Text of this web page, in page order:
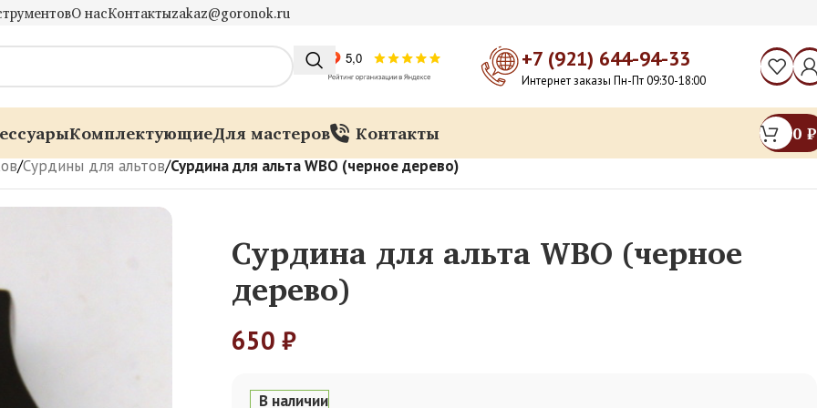
О насКонтактыzakaz@goronok.ru
+7 (921) 644-94-33
Интернет заказы Пн-Пт 09:30-18:00
КомплектующиеДля мастеров Контакты 0 ₽
/Сурдины для альтов/Сурдина для альта WBO (черное дерево)
Сурдина для альта WBO (черное
дерево)
650 ₽
В наличии